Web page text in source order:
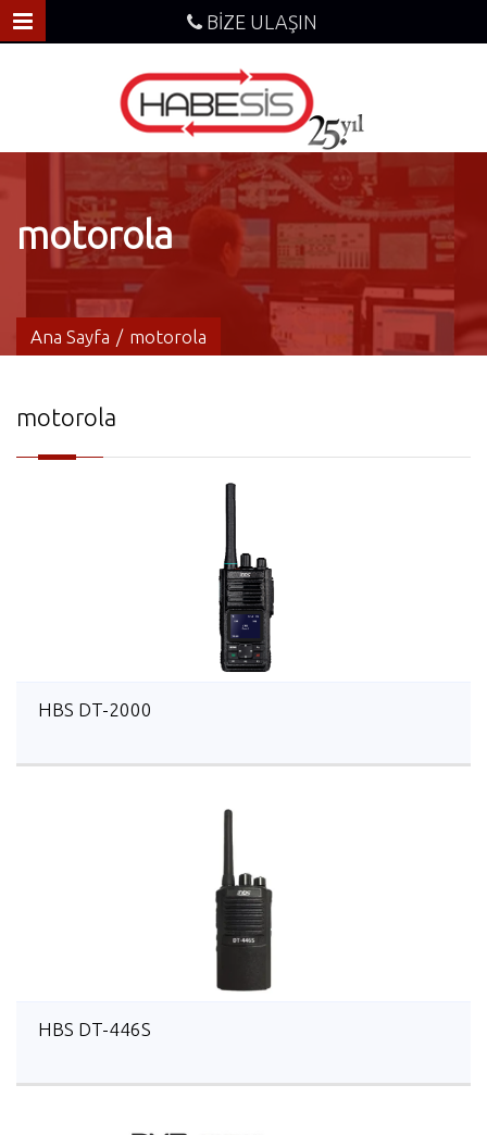
BİZE ULAŞIN
motorola
Ana Sayfa / motorola
motorola
HBS DT-2000
HBS DT-446S